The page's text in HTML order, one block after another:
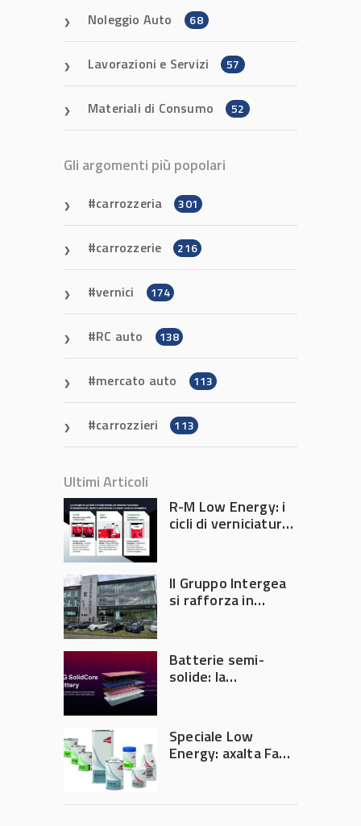
Noleggio Auto 68
Lavorazioni e Servizi 57
Materiali di Consumo 52
Gli argomenti più popolari
carrozzeria 301
carrozzerie 216
vernici 174
RC auto 138
mercato auto 113
carrozzieri 113
Ultimi Articoli
R-M Low Energy: i
cicli di verniciatura
tempi e costi in
carrozzeria
Il Gruppo Intergea
si rafforza in
Batterie semi-
solide: la
accelerare la
rivoluzione
dell’auto elettrica
Speciale Low
Energy: axalta Fast
riduce consumi